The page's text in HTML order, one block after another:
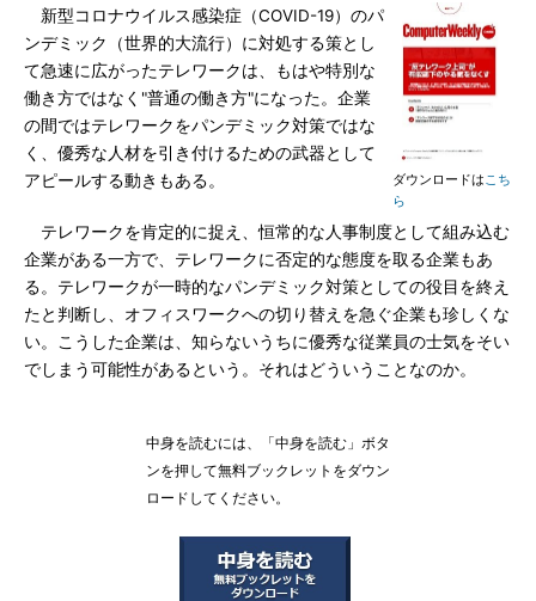
ダウンロードはこち
ら
新型コロナウイルス感染症（COVID-19）のパ
ンデミック（世界的大流行）に対処する策とし
て急速に広がったテレワークは、もはや特別な
働き方ではなく"普通の働き方"になった。企業
の間ではテレワークをパンデミック対策ではな
く、優秀な人材を引き付けるための武器として
アピールする動きもある。
テレワークを肯定的に捉え、恒常的な人事制度として組み込む
企業がある一方で、テレワークに否定的な態度を取る企業もあ
る。テレワークが一時的なパンデミック対策としての役目を終え
たと判断し、オフィスワークへの切り替えを急ぐ企業も珍しくな
い。こうした企業は、知らないうちに優秀な従業員の士気をそい
でしまう可能性があるという。それはどういうことなのか。
中身を読むには、「中身を読む」ボタ
ンを押して無料ブックレットをダウン
ロードしてください。